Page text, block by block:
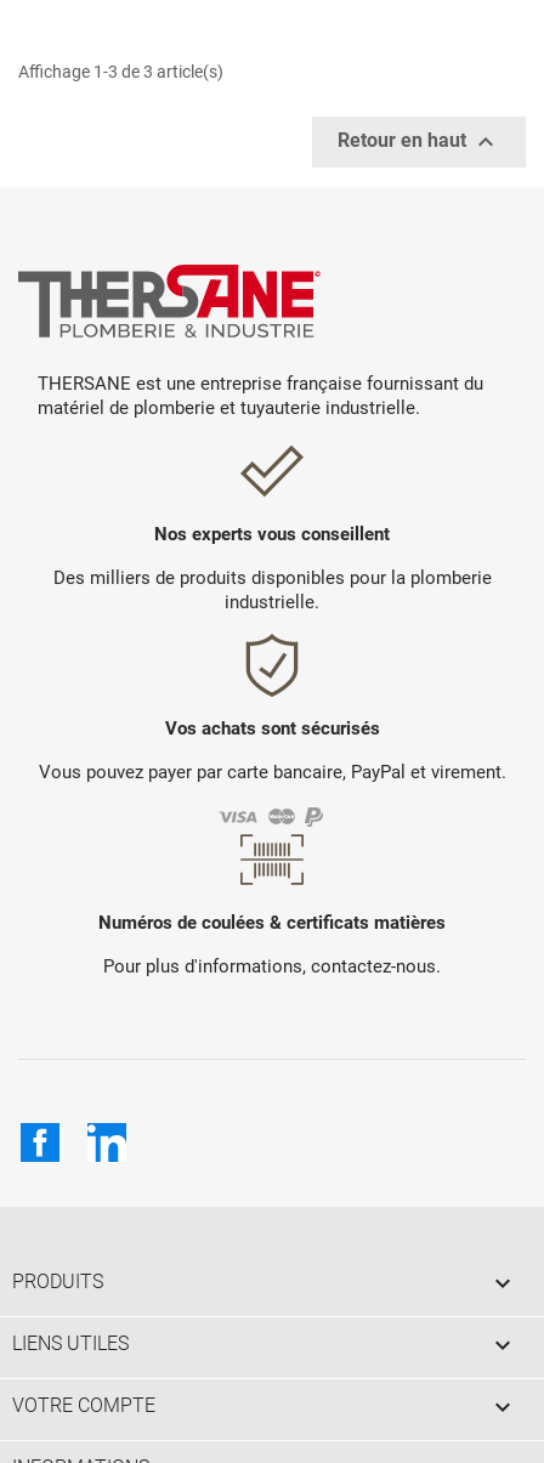
Affichage 1-3 de 3 article(s)
Retour en haut 
THERSANE est une entreprise française fournissant du
matériel de plomberie et tuyauterie industrielle.
Nos experts vous conseillent
Des milliers de produits disponibles pour la plomberie
industrielle.
Vos achats sont sécurisés
Vous pouvez payer par carte bancaire, PayPal et virement.
Numéros de coulées & certificats matières
Pour plus d'informations, contactez-nous.
FacebookLinkedIn
PRODUITS 
LIENS UTILES 
VOTRE COMPTE 